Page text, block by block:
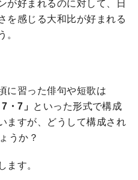
が好まれるのに対して、日
を感じる大和比が好まれる
。
に習った俳句や短歌は
・7」 といった形式で構成
ますが、どうして構成され
うか？
ます。